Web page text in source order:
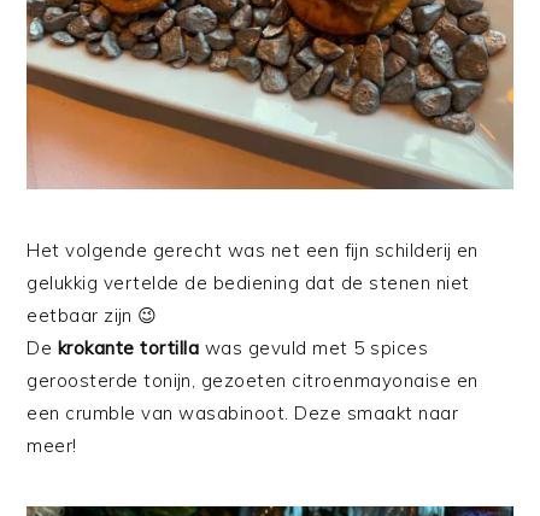
Het volgende gerecht was net een fijn schilderij en
gelukkig vertelde de bediening dat de stenen niet
eetbaar zijn 😉
De krokante tortilla was gevuld met 5 spices
geroosterde tonijn, gezoeten citroenmayonaise en
een crumble van wasabinoot. Deze smaakt naar
meer!